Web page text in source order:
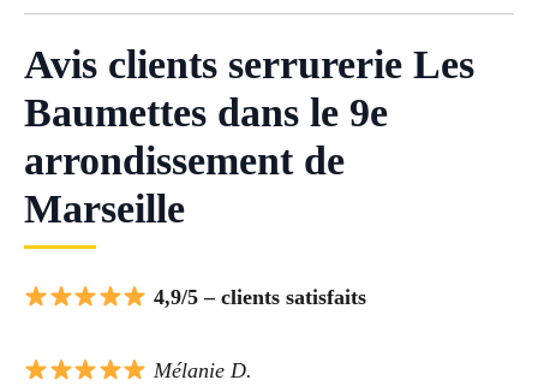
Avis clients serrurerie Les
Baumettes dans le 9e
arrondissement de
Marseille
4,9/5 – clients satisfaits
Mélanie D.